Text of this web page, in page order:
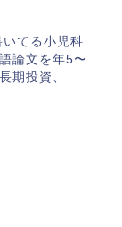
てる小児科
論文を年5〜
期投資、